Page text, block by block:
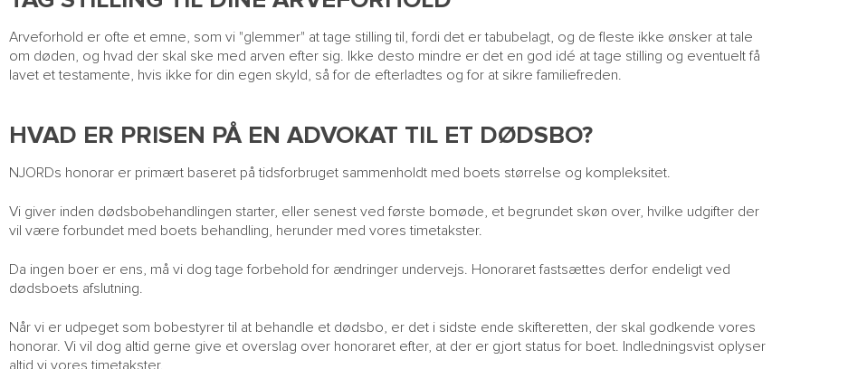
Arveforhold er ofte et emne, som vi "glemmer" at tage stilling til, fordi det er tabubelagt, og de fleste ikke ønsker at tale
om døden, og hvad der skal ske med arven efter sig. Ikke desto mindre er det en god idé at tage stilling og eventuelt få
lavet et testamente, hvis ikke for din egen skyld, så for de efterladtes og for at sikre familiefreden.
HVAD ER PRISEN PÅ EN ADVOKAT TIL ET DØDSBO?
NJORDs honorar er primært baseret på tidsforbruget sammenholdt med boets størrelse og kompleksitet.
Vi giver inden dødsbobehandlingen starter, eller senest ved første bomøde, et begrundet skøn over, hvilke udgifter der
vil være forbundet med boets behandling, herunder med vores timetakster.
Da ingen boer er ens, må vi dog tage forbehold for ændringer undervejs. Honoraret fastsættes derfor endeligt ved
dødsboets afslutning.
Når vi er udpeget som bobestyrer til at behandle et dødsbo, er det i sidste ende skifteretten, der skal godkende vores
honorar. Vi vil dog altid gerne give et overslag over honoraret efter, at der er gjort status for boet. Indledningsvist oplyser
altid vi vores timetakster.